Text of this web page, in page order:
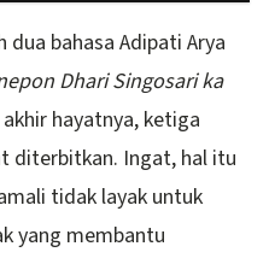
bahasa Adipati Arya
Dhari Singosari ka
hayatnya, ketiga
diterbitkan. Ingat, hal itu
tidak layak untuk
yang membantu